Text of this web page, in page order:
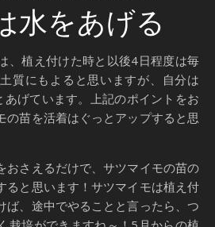
水をあげる
、植え付けた時と以後4日程度は毎
質にもよると思いますが、自分は
げています。上記のポイントをお
の苗を活着はぐっとアップすると思
おさえるだけで、サツマイモの苗の
ると思います！サツマイモは植え付
ば、途中でやることと言ったら、つ